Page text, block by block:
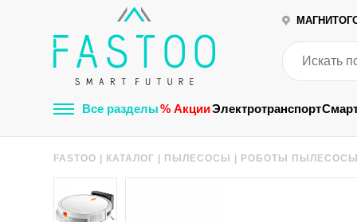
Все разделы% АкцииЭлектротранспорт
FASTOO КАТАЛОГ ПЫЛЕСОСЫ РОБОТЫ